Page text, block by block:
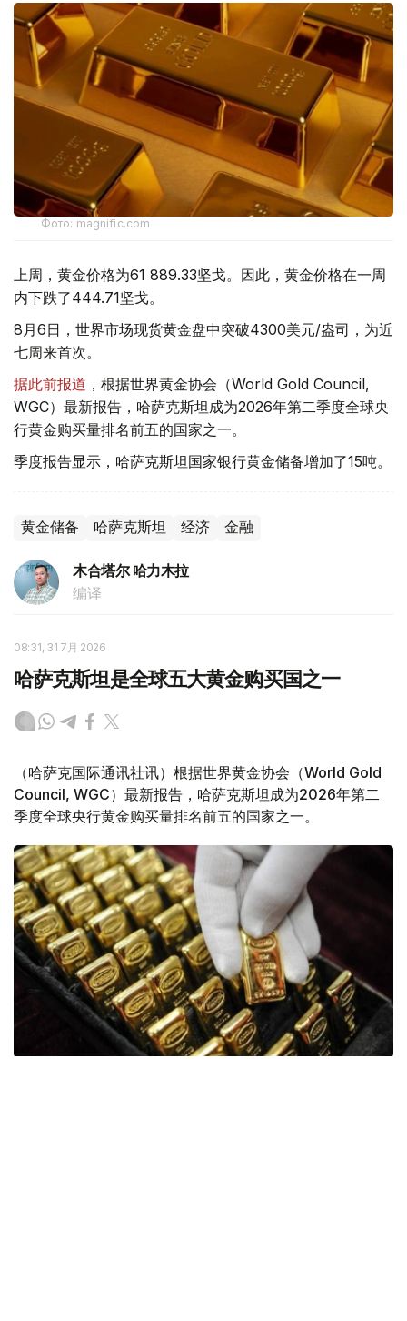
Фото: magnific.com
上周，黄金价格为61 889.33坚戈。因此，黄金价格在一周
内下跌了444.71坚戈。
8月6日，世界市场现货黄金盘中突破4300美元/盎司，为近
七周来首次。
据此前报道 ，根据世界黄金协会（World Gold Council,
WGC）最新报告，哈萨克斯坦成为2026年第二季度全球央
行黄金购买量排名前五的国家之一。
季度报告显示，哈萨克斯坦国家银行黄金储备增加了15吨。
黄金储备 哈萨克斯坦 经济 金融
木合塔尔 哈力木拉
编译
08:31, 31 7月 2026
哈萨克斯坦是全球五大黄金购买国之一
（哈萨克国际通讯社讯）根据世界黄金协会（World Gold
Council, WGC）最新报告，哈萨克斯坦成为2026年第二
季度全球央行黄金购买量排名前五的国家之一。